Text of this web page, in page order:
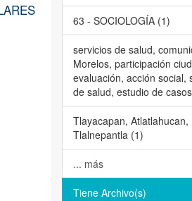
63 - SOCIOLOGÍA (1)
servicios de salud,
Morelos, participación
evaluación, acción social,
de salud, estudio de
Tlayacapan, Atlatlahucan,
Tlalnepantla (1)
... más
Tiene Archivo(s)